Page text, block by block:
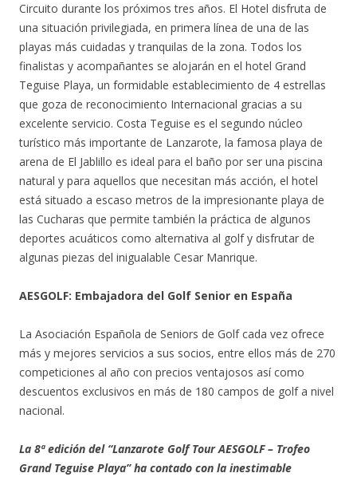
Circuito durante los próximos tres años. El Hotel disfruta de
una situación privilegiada, en primera línea de una de las
playas más cuidadas y tranquilas de la zona. Todos los
finalistas y acompañantes se alojarán en el hotel Grand
Teguise Playa, un formidable establecimiento de 4 estrellas
que goza de reconocimiento Internacional gracias a su
excelente servicio. Costa Teguise es el segundo núcleo
turístico más importante de Lanzarote, la famosa playa de
arena de El Jablillo es ideal para el baño por ser una piscina
natural y para aquellos que necesitan más acción, el hotel
está situado a escaso metros de la impresionante playa de
las Cucharas que permite también la práctica de algunos
deportes acuáticos como alternativa al golf y disfrutar de
algunas piezas del inigualable Cesar Manrique.
AESGOLF: Embajadora del Golf Senior en España
La Asociación Española de Seniors de Golf cada vez ofrece
más y mejores servicios a sus socios, entre ellos más de 270
competiciones al año con precios ventajosos así como
descuentos exclusivos en más de 180 campos de golf a nivel
nacional.
La 8ª edición del “Lanzarote Golf Tour AESGOLF – Trofeo
Grand Teguise Playa” ha contado con la inestimable